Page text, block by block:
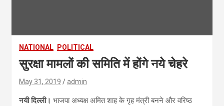
NATIONAL POLITICAL
सुरक्षा मामलों की समिति में होंगे नये चेहरे
May 31, 2019 admin
नयी दिल्ली। भाजपा अध्यक्ष अमित शाह के गृह मंत्री बनने और वरिष्ठ